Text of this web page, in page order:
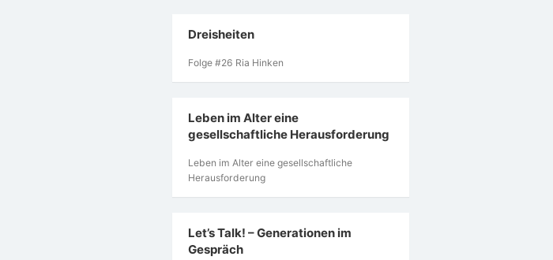
Dreisheiten
Folge #26 Ria Hinken
Leben im Alter eine
gesellschaftliche Herausforderung
Leben im Alter eine gesellschaftliche
Herausforderung
Let’s Talk! – Generationen im
Gespräch